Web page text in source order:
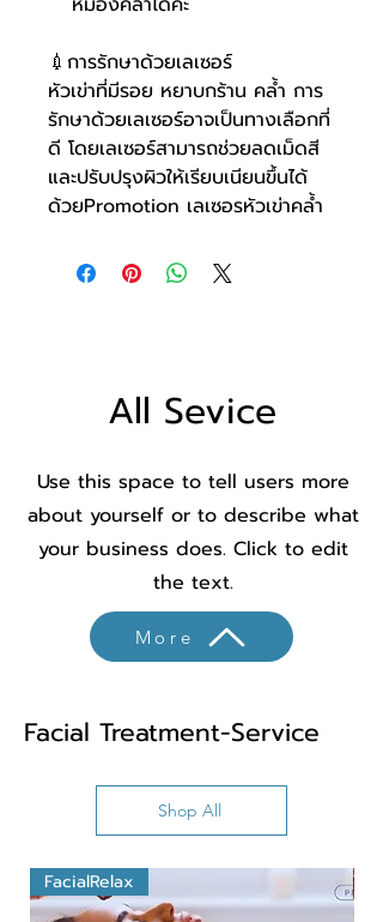
💉การรักษาด้วยเลเซอร์
หัวเข่าที่มีรอย หยาบกร้าน คล้ำ การ
รักษาด้วยเลเซอร์อาจเป็นทางเลือกที่
ดี โดยเลเซอร์สามารถช่วยลดเม็ดสี
และปรับปรุงผิวให้เรียบเนียนขึ้นได้
ด้วยPromotion เลเซอรหัวเข่าคล้ำ
All Sevice
Use this space to tell users more
about yourself or to describe what
your business does. Click to edit
the text.
More
Facial Treatment-Service
Shop All
FacialRelax